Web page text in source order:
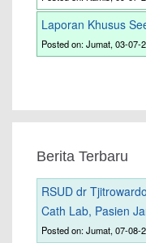
Laporan Khusus
Posted on: Jumat, 03-07-
Berita Terbaru
RSUD dr
Cath Lab, Pasien
Posted on: Jumat, 07-08-